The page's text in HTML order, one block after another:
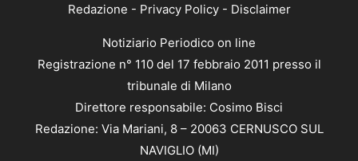
Redazione - Privacy Policy- Disclaimer
Notiziario Periodico on line
Registrazione n° 110 del 17 febbraio 2011 presso il
tribunale di Milano
Direttore responsabile: Cosimo Bisci
Redazione: Via Mariani, 8 – 20063 CERNUSCO SUL
NAVIGLIO (MI)